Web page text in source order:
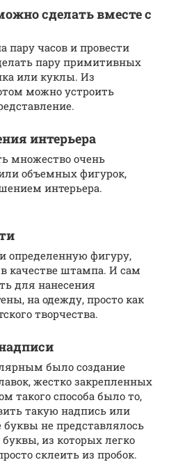
сделать вместе с
пару часов и провести
пару примитивных
или куклы. Из
можно устроить
интерьера
множество очень
объемных фигурок,
интерьера.
определенную фигуру,
качестве штампа. И сам
для нанесения
на одежду, просто как
творчества.
было создание
жестко закрепленных
такого способа было то,
такую надпись или
буквы не представлялось
из которых легко
склеить из пробок.